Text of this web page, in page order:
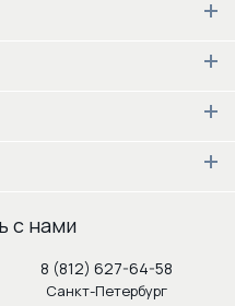
с нами
8 (812) 627-64-58
Санкт-Петербург